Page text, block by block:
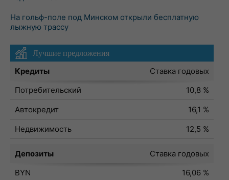
На гольф-поле под Минском открыли бесплатную
лыжную трассу
Лучшие предложения
Кредиты
Ставка годовых
Потребительский
10,8 %
Автокредит
16,1 %
Недвижимость
12,5 %
Депозиты
Ставка годовых
BYN
16,06 %